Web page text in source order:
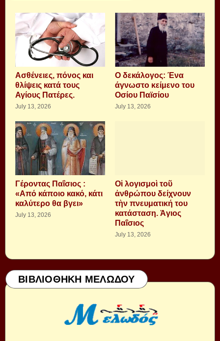
Aσθένειες, πόνος και
θλίψεις κατά τους
Αγίους Πατέρες.
July 13, 2026
Ο δεκάλογος: Ένα
άγνωστο κείμενο του
Οσίου Παϊσίου
July 13, 2026
Γέροντας Παΐσιος :
«Από κάποιο κακό, κάτι
καλύτερο θα βγει»
July 13, 2026
Οἱ λογισμοὶ τοῦ
ἀνθρώπου δείχνουν
τὴν πνευματική του
κατάσταση. Ἁγιος
Παΐσιος
July 13, 2026
ΒΙΒΛΙΟΘΗΚΗ ΜΕΛΩΔΟΥ